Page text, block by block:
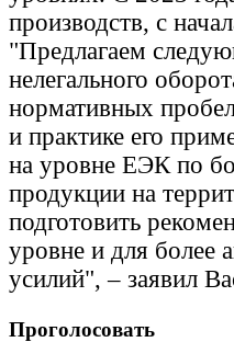
производств, с
"Предлагаем
нелегального
нормативных
и практике его
на уровне ЕЭК по
продукции на
подготовить
уровне и для более
усилий", – заявил
Проголосовать